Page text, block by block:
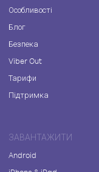
Особливості
Блог
Безпека
Viber Out
Тарифи
Підтримка
ЗАВАНТАЖИТИ
Android